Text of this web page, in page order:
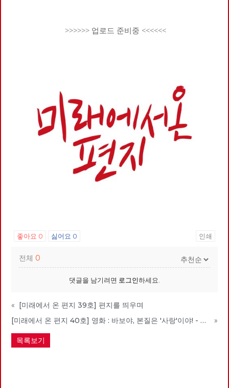
>>>>>> 업로드 준비중 <<<<<<
좋아요 0 싫어요 0 인쇄
전체 0
댓글을 남기려면 로그인하세요.
« [미래에서 온 편지 39호] 편지를 띄우며
[미래에서 온 편지 40호] 영화 : 바보야, 본질은 '사랑'이야! - 매트릭스 : 리저렉션
»
목록보기